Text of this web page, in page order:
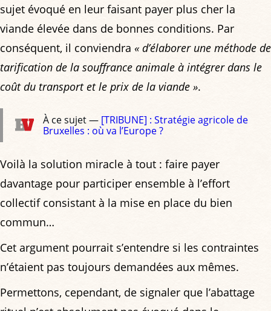
sujet évoqué en leur faisant payer plus cher la
viande élevée dans de bonnes conditions. Par
conséquent, il conviendra « d’élaborer une méthode de
tarification de la souffrance animale à intégrer dans le
coût du transport et le prix de la viande ».
À ce sujet — [TRIBUNE] : Stratégie agricole de
Bruxelles : où va l’Europe ?
Voilà la solution miracle à tout : faire payer
davantage pour participer ensemble à l’effort
collectif consistant à la mise en place du bien
commun…
Cet argument pourrait s’entendre si les contraintes
n’étaient pas toujours demandées aux mêmes.
Permettons, cependant, de signaler que l’abattage